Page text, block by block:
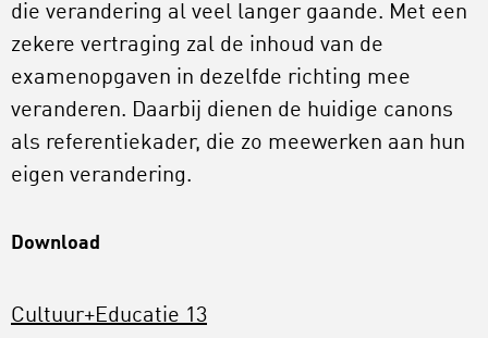
die verandering al veel langer gaande. Met een
zekere vertraging zal de inhoud van de
examenopgaven in dezelfde richting mee
veranderen. Daarbij dienen de huidige canons
als referentiekader, die zo meewerken aan hun
eigen verandering.
Download
Cultuur+Educatie 13